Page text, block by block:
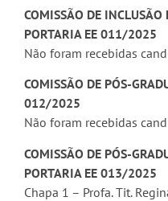
COMISSÃO DE INCLUSÃO
PORTARIA EE 011/2025
Não foram recebidas
COMISSÃO DE PÓS-
012/2025
Não foram recebidas
COMISSÃO DE PÓS-
PORTARIA EE 013/2025
Chapa 1 – Profa. Tit.